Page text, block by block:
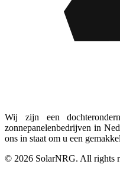
Wij zijn een
zonnepanelenbedrijven in
ons in staat om u een
© 2026 SolarNRG. All rights